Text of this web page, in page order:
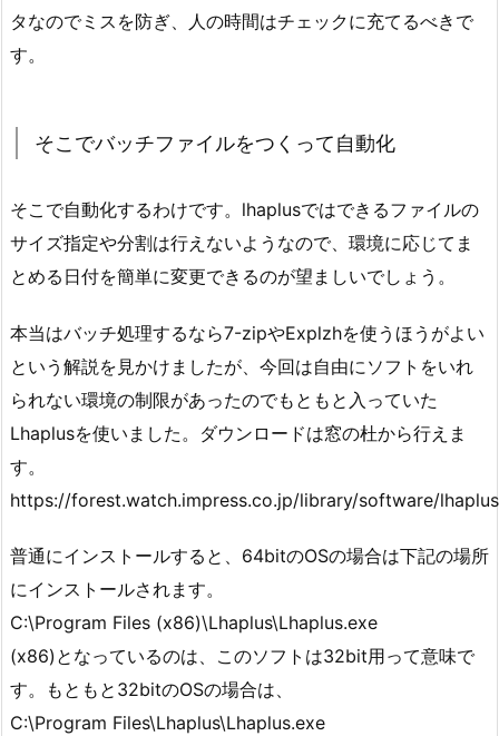
タなのでミスを防ぎ、人の時間はチェックに充てるべきで
す。
そこでバッチファイルをつくって自動化
そこで自動化するわけです。lhaplusではできるファイルの
サイズ指定や分割は行えないようなので、環境に応じてま
とめる日付を簡単に変更できるのが望ましいでしょう。
本当はバッチ処理するなら7-zipやExplzhを使うほうがよい
という解説を見かけましたが、今回は自由にソフトをいれ
られない環境の制限があったのでもともと入っていた
Lhaplusを使いました。ダウンロードは窓の杜から行えま
す。
https://forest.watch.impress.co.jp/library/software/
普通にインストールすると、64bitのOSの場合は下記の場所
にインストールされます。
C:\Program Files (x86)\Lhaplus\Lhaplus.exe
(x86)となっているのは、このソフトは32bit用って意味で
す。もともと32bitのOSの場合は、
C:\Program Files\Lhaplus\Lhaplus.exe